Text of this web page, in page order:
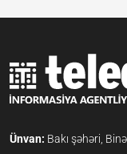
Ünvan: Bakı şəhəri,